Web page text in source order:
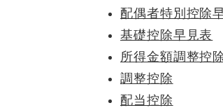
配偶者特別控除
基礎控除早見表
所得金額調整控
調整控除
配当控除